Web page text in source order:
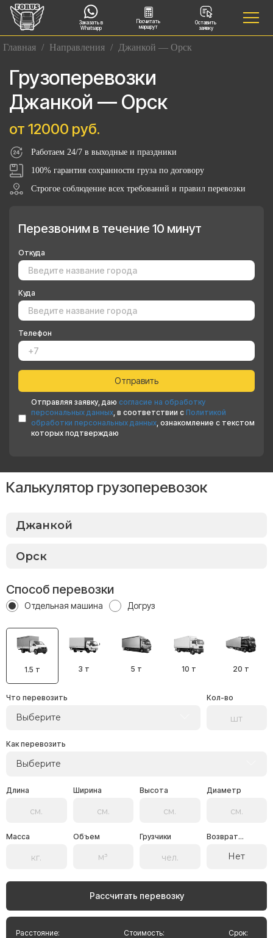
Заказать в
Whatsapp
Посчитать
маршрут
Оставить
заявку
Главная / Направления / Джанкой — Орск
Грузоперевозки
Джанкой — Орск
от 12000 руб.
Работаем 24/7 в выходные и праздники
100% гарантия сохранности груза по договору
Строгое соблюдение всех требований и правил перевозки
Перезвоним в течение 10 минут
Откуда
Куда
Телефон
Отправляя заявку, даю согласие на обработку
персональных данных, в соответствии с Политикой
обработки персональных данных, ознакомление с текстом
которых подтверждаю
Калькулятор грузоперевозок
Способ перевозки
Отдельная машина Догруз
1.5 т 3 т 5 т 10 т 20 т
Что перевозить
Выберите
Кол-во
Как перевозить
Выберите
Длина Ширина Высота Диаметр
Масса Объем Грузчики Возврат...
Нет
Рассчитать перевозку
Стоимость:
Расстояние: Срок: